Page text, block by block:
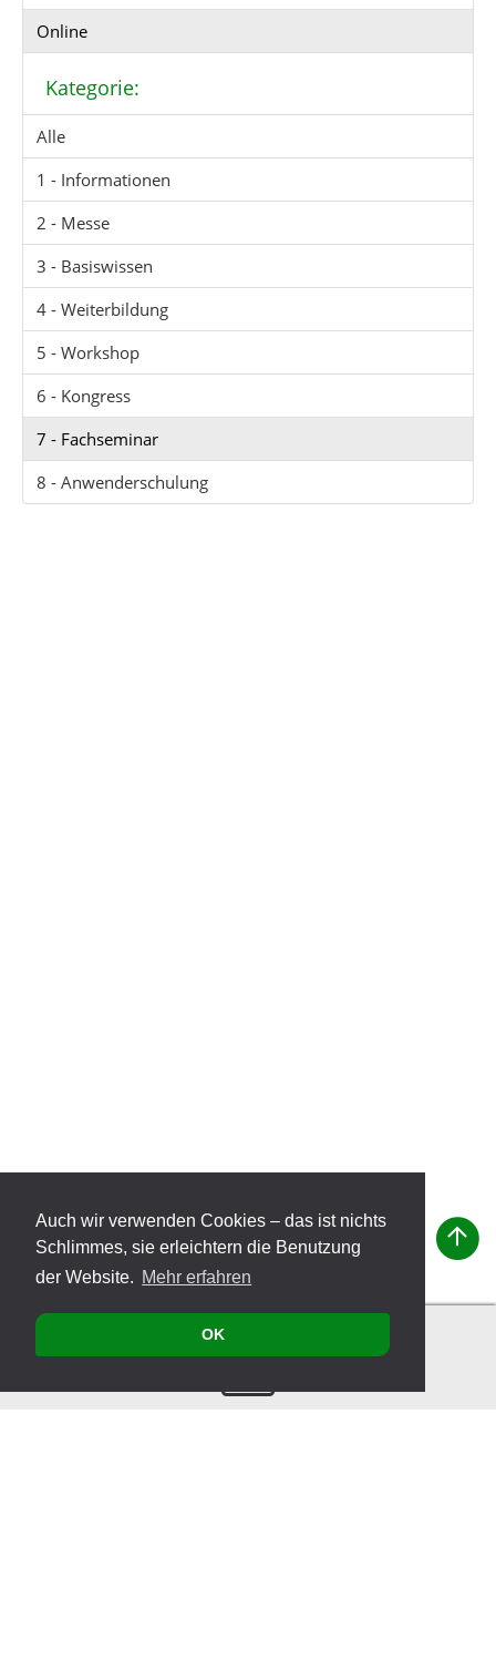
Auch wir verwenden Cookies – das ist nichts
Schlimmes, sie erleichtern die Benutzung
der Website. Mehr erfahren
OK
Online
Kategorie:
Alle
1 - Informationen
2 - Messe
3 - Basiswissen
4 - Weiterbildung
5 - Workshop
6 - Kongress
7 - Fachseminar
8 - Anwenderschulung